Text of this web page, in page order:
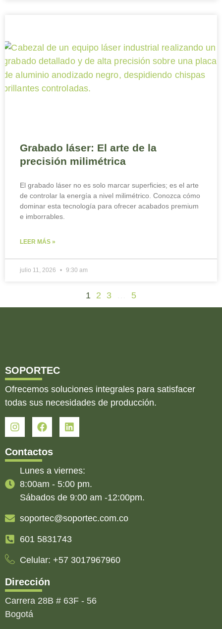
Grabado láser: El arte de la
precisión milimétrica
El grabado láser no es solo marcar superficies; es el arte
de controlar la energía a nivel milimétrico. Conozca cómo
dominar esta tecnología para ofrecer acabados premium
e imborrables.
LEER MÁS »
julio 11, 2026 9:30 am
1 2 3 5
SOPORTEC
Ofrecemos soluciones integrales para satisfacer
todas sus necesidades de producción.
Contactos
Lunes a viernes:
8:00am - 5:00 pm.
Sábados de 9:00 am -12:00pm.
soportec@soportec.com.co
601 5831743
Celular: +57 3017967960
Dirección
Carrera 28B # 63F - 56
Bogotá